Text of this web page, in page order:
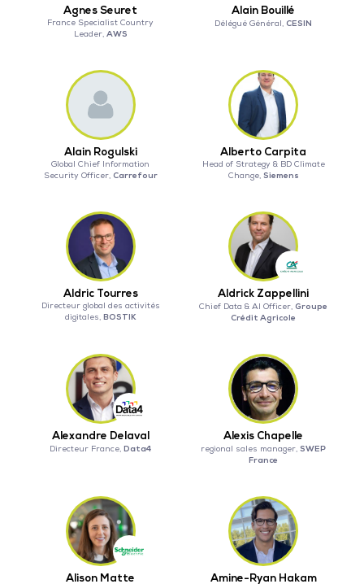
Agnes Seuret
France Specialist Country
Leader, AWS
Alain Bouillé
Délégué Général,CESIN
Alain Rogulski
Global Chief Information
Security Officer, Carrefour
Alberto Carpita
Head of Strategy & BD Climate
Change, Siemens
Aldric Tourres
Directeur global des activités
digitales, BOSTIK
Aldrick Zappellini
Chief Data & AI Officer,Groupe
Crédit Agricole
Alexandre Delaval
Directeur France, Data4
Alexis Chapelle
regional sales manager,SWEP
France
Alison Matte Amine-Ryan Hakam